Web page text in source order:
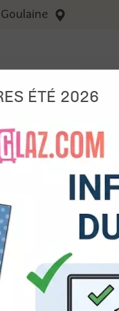
MACHINES
Peel Off -
Ils
et du
précises
Si vous
de la
ÉTÉ 2026